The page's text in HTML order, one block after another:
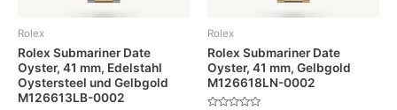
Rolex
Rolex Submariner Date
Oyster, 41 mm, Edelstahl
Oystersteel und Gelbgold
M126613LB-0002
Rolex
Rolex Submariner Date
Oyster, 41 mm, Gelbgold
M126618LN-0002